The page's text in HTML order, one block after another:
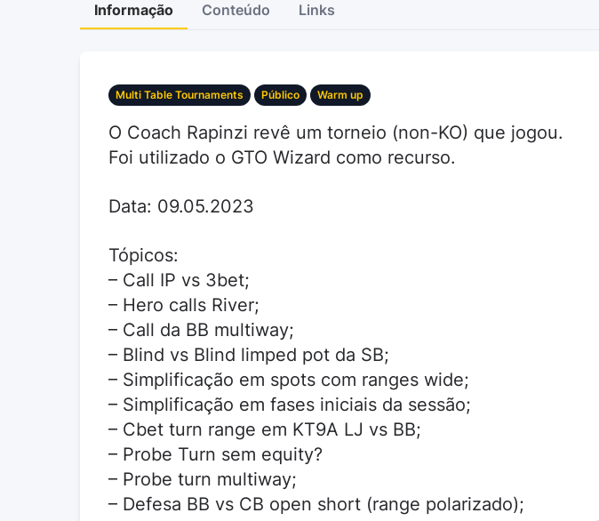
Informação Conteúdo Links
Multi Table Tournaments Público Warm up
O Coach Rapinzi revê um torneio (non-KO) que jogou.
Foi utilizado o GTO Wizard como recurso.
Data: 09.05.2023
Tópicos:
– Call IP vs 3bet;
– Hero calls River;
– Call da BB multiway;
– Blind vs Blind limped pot da SB;
– Simplificação em spots com ranges wide;
– Simplificação em fases iniciais da sessão;
– Cbet turn range em KT9A LJ vs BB;
– Probe Turn sem equity?
– Probe turn multiway;
– Defesa BB vs CB open short (range polarizado);